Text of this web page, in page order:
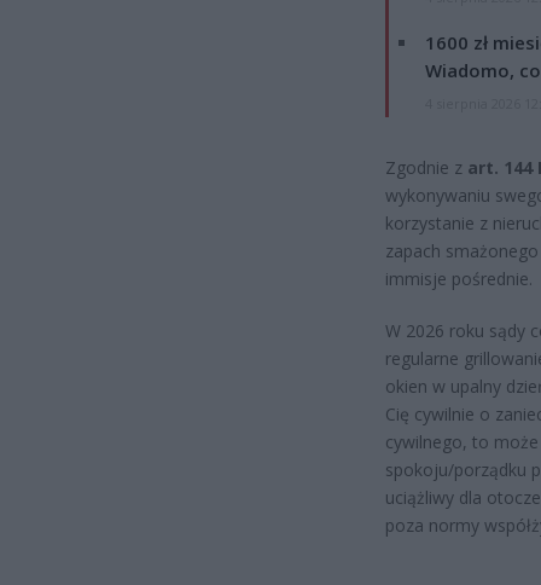
1600 zł
Wiadomo,
Zgodnie z art. 144
wykonywaniu
korzystanie z
zapach
immisje pośrednie.
W 2026 roku sądy
regularne
okien w upalny
Cię cywilnie o
cywilnego, to
spokoju/porządku
uciążliwy dla
poza normy